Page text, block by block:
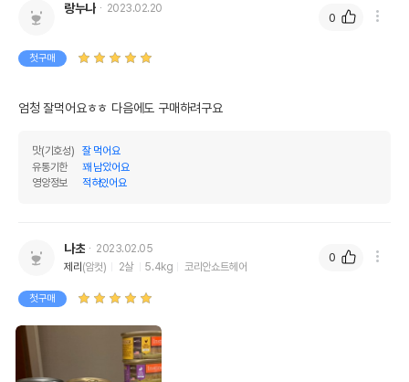
랑누나 2023.02.20
첫구매
엄청 잘먹어요ㅎㅎ 다음에도 구매하려구요
맛(기호성)
잘 먹어요
유통기한
꽤 남았어요
영양정보
적혀있어요
0
나초
2023.02.05
제리 (암컷) 2살 5.4kg 코리안쇼트헤어
첫구매
0